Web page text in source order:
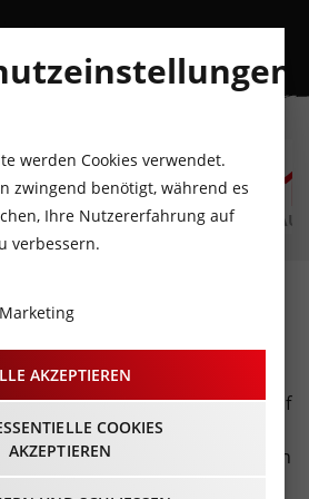
MO
10
AUGUST
DI
11
AUGUST
MI
12
AUGUST
·
die schönste Zeit im Jahr und auf
steigt die Vorfreude auf
Genießt die weihnachtlich
einem heißen Glühwein und
werden Cookies verwendet.
zwingend benötigt, während es
Ihre Nutzererfahrung auf
verbessern.
Marketing
AKZEPTIEREN
COOKIES
AKZEPTIEREN